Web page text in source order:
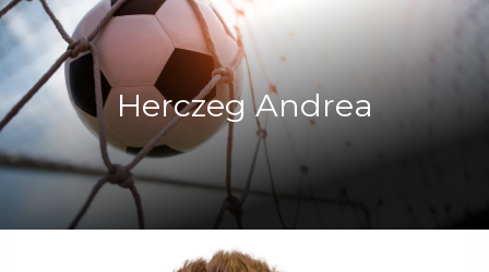
Herczeg Andrea